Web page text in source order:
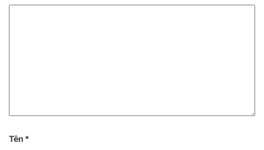
Tên *